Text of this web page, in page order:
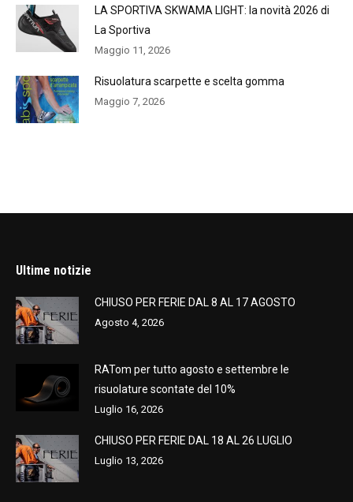
LA SPORTIVA SKWAMA LIGHT: la novità 2026 di
La Sportiva
Maggio 11, 2026
Risuolatura scarpette e scelta gomma
Maggio 7, 2026
Ultime notizie
CHIUSO PER FERIE DAL 8 AL 17 AGOSTO
Agosto 4, 2026
RATom per tutto agosto e settembre le
risuolature scontate del 10%
Luglio 16, 2026
CHIUSO PER FERIE DAL 18 AL 26 LUGLIO
Luglio 13, 2026